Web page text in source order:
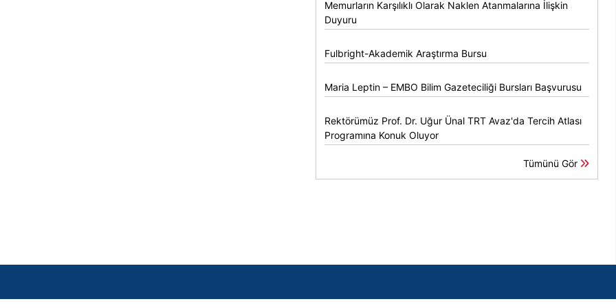
Memurların Karşılıklı Olarak Naklen Atanmalarına İlişkin
Duyuru
Fulbright-Akademik Araştırma Bursu
Maria Leptin – EMBO Bilim Gazeteciliği Bursları Başvurusu
Rektörümüz Prof. Dr. Uğur Ünal TRT Avaz'da Tercih Atlası
Programına Konuk Oluyor
Tümünü Gör